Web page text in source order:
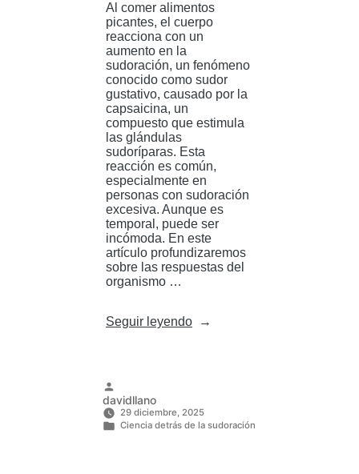
Al comer alimentos
picantes, el cuerpo
reacciona con un
aumento en la
sudoración, un fenómeno
conocido como sudor
gustativo, causado por la
capsaicina, un
compuesto que estimula
las glándulas
sudoríparas. Esta
reacción es común,
especialmente en
personas con sudoración
excesiva. Aunque es
temporal, puede ser
incómoda. En este
artículo profundizaremos
sobre las respuestas del
organismo …
Seguir leyendo«¿Por
alimentos
picantes?»
Publicado
por
davidllano
29 diciembre, 2025
Ciencia detrás de la sudoración